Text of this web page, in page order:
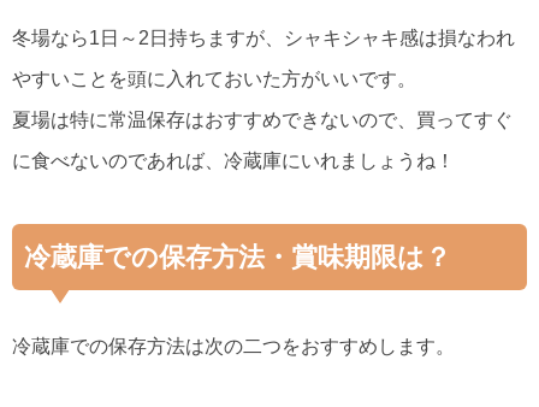
冬場なら1日～2日持ちますが、シャキシャキ感は損なわれ
やすいことを頭に入れておいた方がいいです。
夏場は特に常温保存はおすすめできないので、買ってすぐ
に食べないのであれば、冷蔵庫にいれましょうね！
冷蔵庫での保存方法・賞味期限は？
冷蔵庫での保存方法は次の二つをおすすめします。